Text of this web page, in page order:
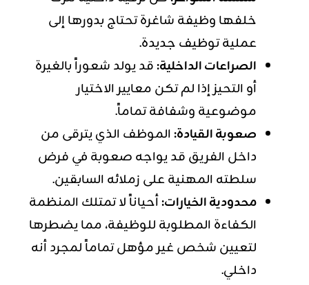
خلفها وظيفة شاغرة تحتاج بدورها إلى
عملية توظيف جديدة.
الصراعات الداخلية:قد يولد شعوراً بالغيرة
أو التحيز إذا لم تكن معايير الاختيار
موضوعية وشفافة تماماً.
صعوبة القيادة:الموظف الذي يترقى من
داخل الفريق قد يواجه صعوبة في فرض
سلطته المهنية على زملائه السابقين.
محدودية الخيارات:أحياناً لا تمتلك المنظمة
الكفاءة المطلوبة للوظيفة، مما يضطرها
لتعيين شخص غير مؤهل تماماً لمجرد أنه
داخلي.